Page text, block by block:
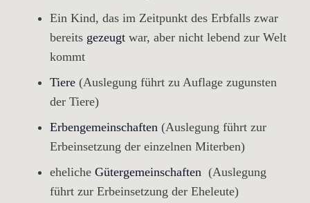
Ein Kind, das im Zeitpunkt des Erbfalls zwar
bereits gezeugt war, aber nicht lebend zur Welt
kommt
Tiere (Auslegung führt zu Auflage zugunsten
der Tiere)
Erbengemeinschaften (Auslegung führt zur
Erbeinsetzung der einzelnen Miterben)
eheliche Gütergemeinschaften (Auslegung
führt zur Erbeinsetzung der Eheleute)